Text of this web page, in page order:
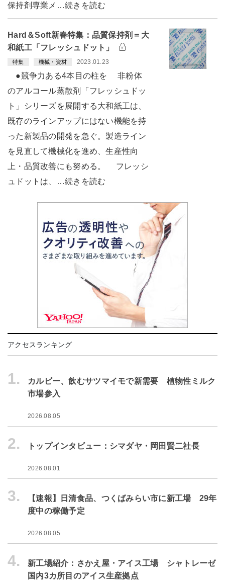
保持剤専業メ…続きを読む
Hard＆Soft新春特集：品質保持剤＝大
和紙工「フレッシュドット」
特集 機械・資材 2023.01.23
●競争力ある4本目の柱を 非粉体
のアルコール蒸散剤「フレッシュドッ
ト」シリーズを展開する大和紙工は、
既存のラインアップにはない機能を持
った新製品の開発を急ぐ。製造ライン
を見直して機械化を進め、生産性向
上・品質改善にも努める。 フレッシ
ュドットは、…続きを読む
アクセスランキング
1.
カルビー、飲むサツマイモで新需要 植物性ミルク
市場参入
2026.08.05
2. トップインタビュー：シマダヤ・岡田賢二社長
2026.08.01
3.
【速報】日清食品、つくばみらい市に新工場 29年
度中の稼働予定
2026.08.05
4.
新工場紹介：さかえ屋・アイス工場 シャトレーゼ
国内3カ所目のアイス生産拠点